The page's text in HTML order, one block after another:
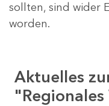
sollten, sind wider
worden.
Aktuelles